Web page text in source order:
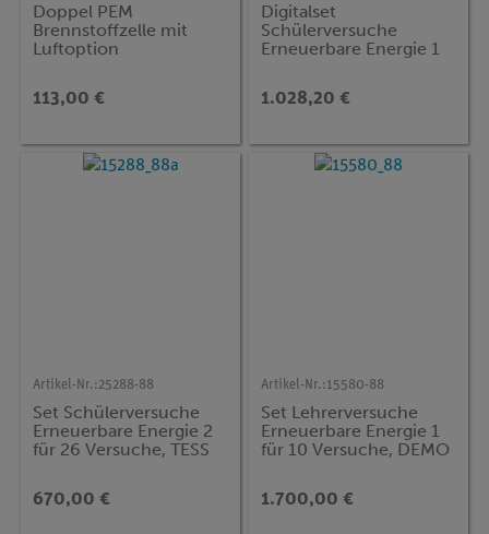
Doppel PEM
Brennstoffzelle mit
Luftoption
113,00 €
Digitalset
Schülerversuche
Erneuerbare Energie 1
advanced Physik EN-BS
1.028,20 €
Artikel-Nr.:25288-88
Set Schülerversuche
Erneuerbare Energie 2
für 26 Versuche, TESS
SW
670,00 €
Artikel-Nr.:15580-88
Set Lehrerversuche
Erneuerbare Energie 1
für 10 Versuche, DEMO
1.700,00 €